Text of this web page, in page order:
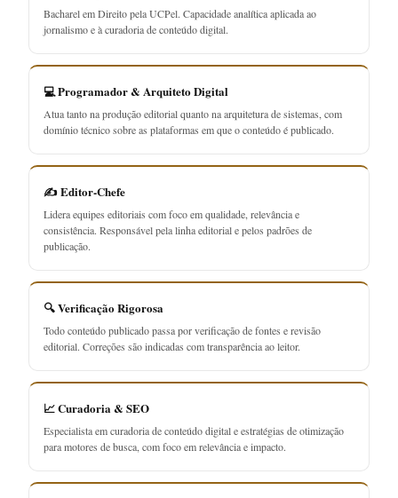
Bacharel em Direito pela UCPel. Capacidade analítica aplicada ao
jornalismo e à curadoria de conteúdo digital.
💻 Programador & Arquiteto Digital
Atua tanto na produção editorial quanto na arquitetura de sistemas, com
domínio técnico sobre as plataformas em que o conteúdo é publicado.
✍️ Editor-Chefe
Lidera equipes editoriais com foco em qualidade, relevância e
consistência. Responsável pela linha editorial e pelos padrões de
publicação.
🔍 Verificação Rigorosa
Todo conteúdo publicado passa por verificação de fontes e revisão
editorial. Correções são indicadas com transparência ao leitor.
📈 Curadoria & SEO
Especialista em curadoria de conteúdo digital e estratégias de otimização
para motores de busca, com foco em relevância e impacto.